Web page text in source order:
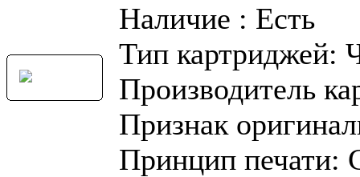
Наличие : Есть
Тип картриджей:
Производитель
Признак
Принцип печати: